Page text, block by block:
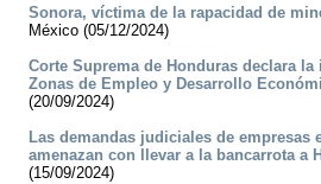
Sonora, víctima de la rapacidad de
México (05/12/2024)
Corte Suprema de Honduras declara
Zonas de Empleo y Desarrollo
(20/09/2024)
Las demandas judiciales de empresas
amenazan con llevar a la bancarrota a
(15/09/2024)